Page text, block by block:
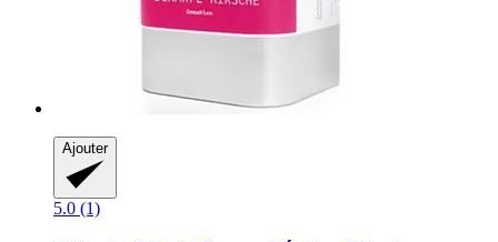
Ajouter
5.0 (1)